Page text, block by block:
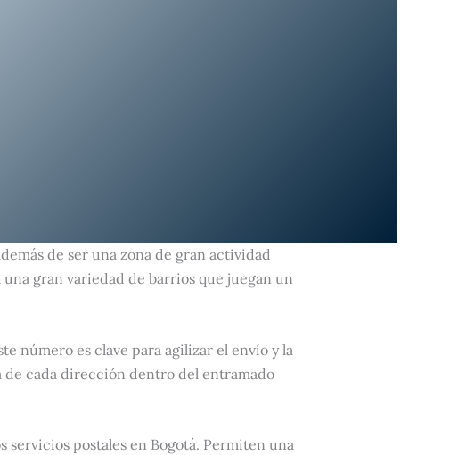
de ser una zona de gran actividad
gran variedad de barrios que juegan un
número es clave para agilizar el envío y la
cada dirección dentro del entramado
postales en Bogotá. Permiten una